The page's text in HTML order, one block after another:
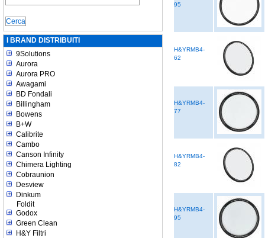
I BRAND DISTRIBUITI
9Solutions
Aurora
Aurora PRO
Awagami
BD Fondali
Billingham
Bowens
B+W
Calibrite
Cambo
Canson Infinity
Chimera Lighting
Cobraunion
Desview
Dinkum
Foldit
Godox
Green Clean
H&Y Filtri
95
H&YRMB4-
62
H&YRMB4-
77
H&YRMB4-
82
H&YRMB4-
95